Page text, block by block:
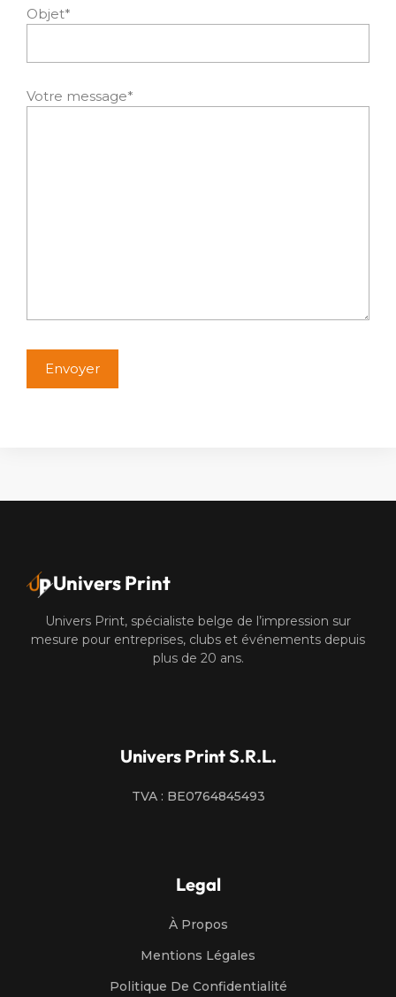
Objet*
Votre message*
Univers Print
Univers Print, spécialiste belge de l’impression sur
mesure pour entreprises, clubs et événements depuis
plus de 20 ans.
Univers Print S.R.L.
TVA : BE0764845493
Legal
À Propos
Mentions Légales
Politique De Confidentialité